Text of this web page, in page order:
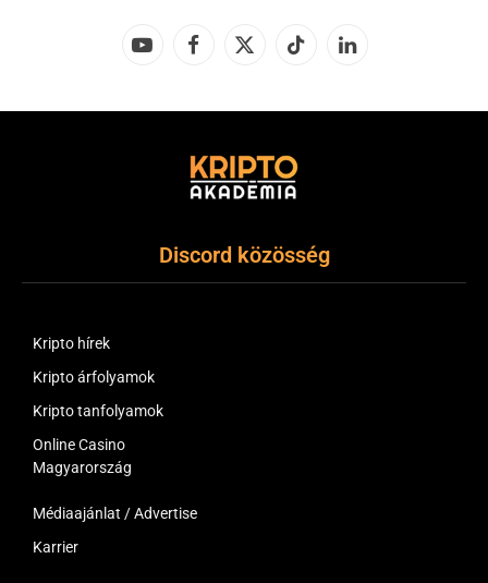
YouTubeFacebook
X
TikTok LinkedIn
Discord közösség
Kripto hírek
Kripto árfolyamok
Kripto tanfolyamok
Online Casino
Magyarország
Médiaajánlat / Advertise
Karrier